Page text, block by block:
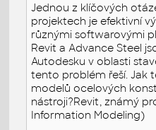
Jednou z klíčových
projektech je efektivní
různými softwarovými
Revit a Advance Steel
Autodesku v oblasti
tento problém řeší. Jak
modelů ocelových
nástroji?Revit, známý
Information Modeling)